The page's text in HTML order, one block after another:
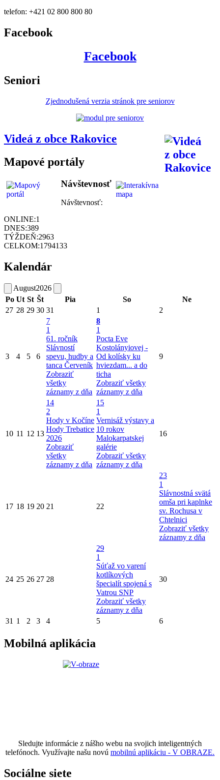
telefon: +421 02 800 800 80
Facebook
Facebook
Seniori
Zjednodušená verzia stránok pre seniorov
Videá z obce Rakovice
Mapové portály
Návštevnosť
Návštevnosť:
ONLINE:1
DNES:389
TÝŽDEŇ:2963
CELKOM:1794133
Kalendár
August2026
Po Ut St Št Pia So
Ne
27 28 29 30 31 1 2
3 4 5 6
7
1
61. ročník
Slávností
spevu, hudby a
tanca Červeník
Zobraziť
všetky
záznamy z dňa
8
1
Pocta Eve
Kostolányiovej -
Od kolísky ku
hviezdam... a do
ticha
Zobraziť všetky
záznamy z dňa
9
10 11 12 13
14
2
Hody v Kočíne
Hody Trebatice
2026
Zobraziť
všetky
záznamy z dňa
15
1
Vernisáž výstavy a
10 rokov
Malokarpatskej
galérie
Zobraziť všetky
záznamy z dňa
16
17 18 19 20 21 22
23
1
Slávnostná svätá
omša pri kaplnke
sv. Rochusa v
Chtelnici
Zobraziť všetky
záznamy z dňa
24 25 26 27 28
29
1
Súťaž vo varení
kotlíkových
špecialít spojená s
Vatrou SNP
Zobraziť všetky
záznamy z dňa
30
31 1 2 3 4 5 6
Mobilná aplikácia
Sledujte informácie z nášho webu na svojich inteligentných
telefónoch. Využívajte našu novú mobilnú aplikáciu - V OBRAZE.
Sociálne siete